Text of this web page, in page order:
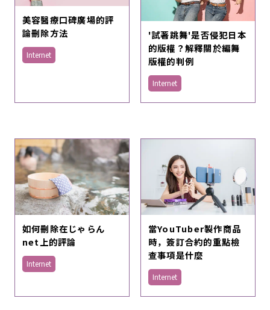
美容醫療口碑廣場的評
論刪除方法
Internet
'試著跳舞'是否侵犯日本
的版權？解釋關於編舞
版權的判例
Internet
如何刪除在じゃらん
net上的評論
Internet
當YouTuber製作商品
時，簽訂合約的重點檢
查事項是什麼
Internet